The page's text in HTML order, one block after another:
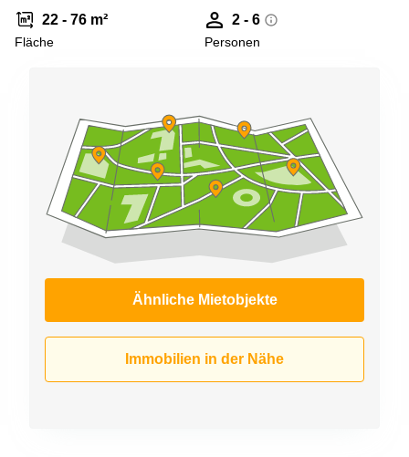
Büro
Mannheim
mieten
Meetingraum
Coworking
Köln
Str. 1A
Köln
Straße 18
Hamburg
22 - 76 m²
Fläche
2 - 6
Personen
Ähnliche Mietobjekte
Immobilien in der Nähe